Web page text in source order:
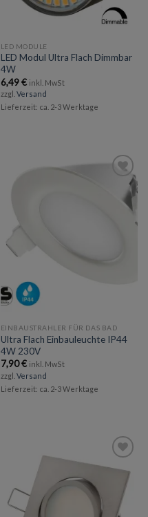
LED MODULE
LED Modul Ultra Flach Dimmbar
4W
6,49€ inkl. MwSt
zzgl. Versand
Lieferzeit: ca. 2-3 Werktage
Add to
EINBAUSTRAHLER FÜR DAS BAD
Ultra Flach Einbauleuchte IP44
4W 230V
7,90€ inkl. MwSt
zzgl. Versand
Lieferzeit: ca. 2-3 Werktage
Add to
wishlist